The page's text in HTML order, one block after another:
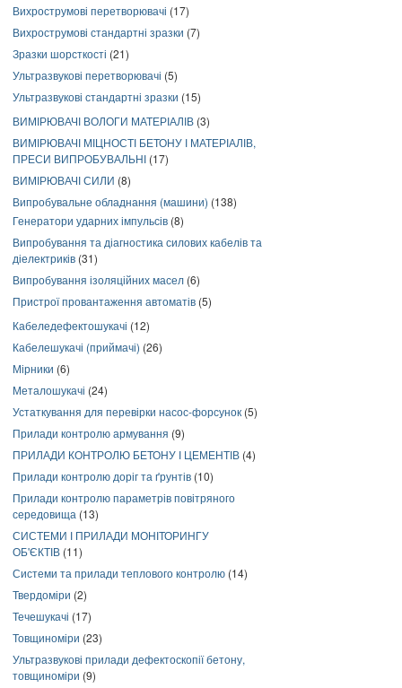
Вихрострумові перетворювачі (17)
Вихрострумові стандартні зразки (7)
Зразки шорсткості (21)
Ультразвукові перетворювачі (5)
Ультразвукові стандартні зразки (15)
ВИМІРЮВАЧІ ВОЛОГИ МАТЕРІАЛІВ (3)
ВИМІРЮВАЧІ МІЦНОСТІ БЕТОНУ І МАТЕРІАЛІВ,
ПРЕСИ ВИПРОБУВАЛЬНІ (17)
ВИМІРЮВАЧІ СИЛИ (8)
Випробувальне обладнання (машини) (138)
Генератори ударних імпульсів (8)
Випробування та діагностика силових кабелів та
діелектриків (31)
Випробування ізоляційних масел (6)
Пристрої провантаження автоматів (5)
Кабеледефектошукачі (12)
Кабелешукачі (приймачі) (26)
Мірники (6)
Металошукачі (24)
Устаткування для перевірки насос-форсунок (5)
Прилади контролю армування (9)
ПРИЛАДИ КОНТРОЛЮ БЕТОНУ І ЦЕМЕНТІВ (4)
Прилади контролю доріг та ґрунтів (10)
Прилади контролю параметрів повітряного
середовища (13)
СИСТЕМИ І ПРИЛАДИ МОНІТОРИНГУ
ОБ'ЄКТІВ (11)
Системи та прилади теплового контролю (14)
Твердоміри (2)
Течешукачі (17)
Товщиноміри (23)
Ультразвукові прилади дефектоскопії бетону,
товщиноміри (9)